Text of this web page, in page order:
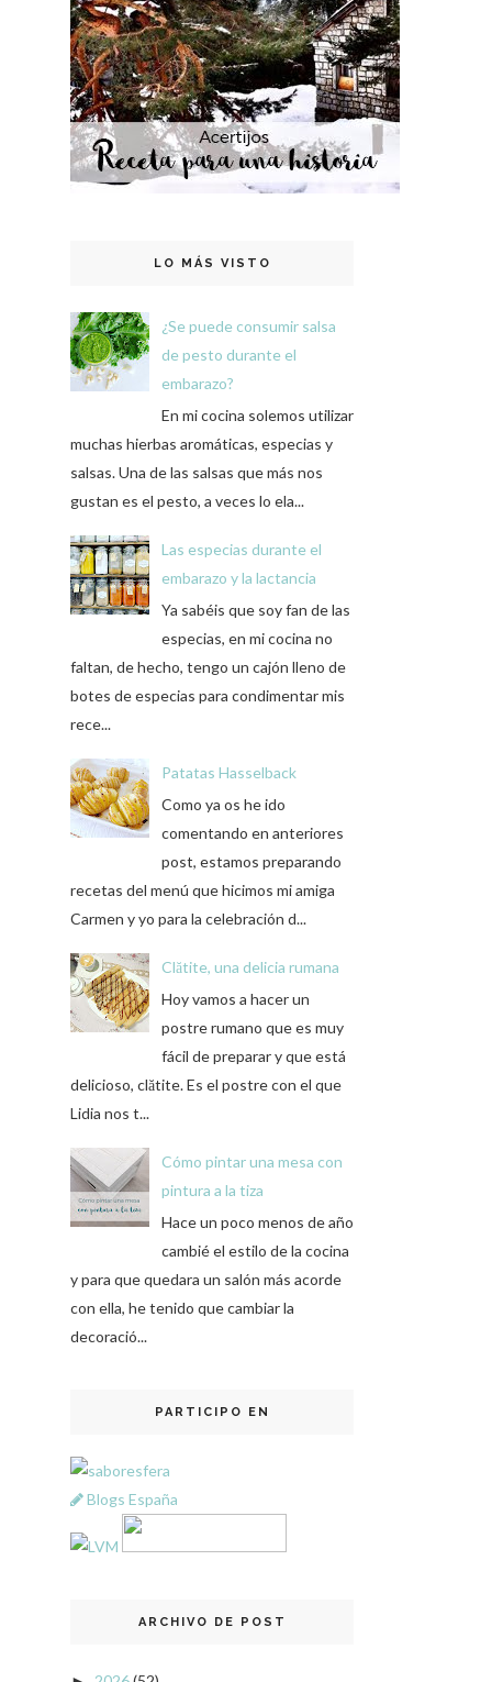
LO MÁS VISTO
¿Se puede consumir salsa
de pesto durante el
embarazo?
En mi cocina solemos utilizar
muchas hierbas aromáticas, especias y
salsas. Una de las salsas que más nos
gustan es el pesto, a veces lo ela...
Las especias durante el
embarazo y la lactancia
Ya sabéis que soy fan de las
especias, en mi cocina no
faltan, de hecho, tengo un cajón lleno de
botes de especias para condimentar mis
rece...
Patatas Hasselback
Como ya os he ido
comentando en anteriores
post, estamos preparando
recetas del menú que hicimos mi amiga
Carmen y yo para la celebración d...
Clătite, una delicia rumana
Hoy vamos a hacer un
postre rumano que es muy
fácil de preparar y que está
delicioso, clătite. Es el postre con el que
Lidia nos t...
Cómo pintar una mesa con
pintura a la tiza
Hace un poco menos de año
cambié el estilo de la cocina
y para que quedara un salón más acorde
con ella, he tenido que cambiar la
decoració...
PARTICIPO EN
Blogs España
ARCHIVO DE POST